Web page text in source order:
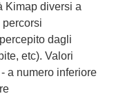
Kimap diversi a
dagli
etc). Valori
a numero inferiore